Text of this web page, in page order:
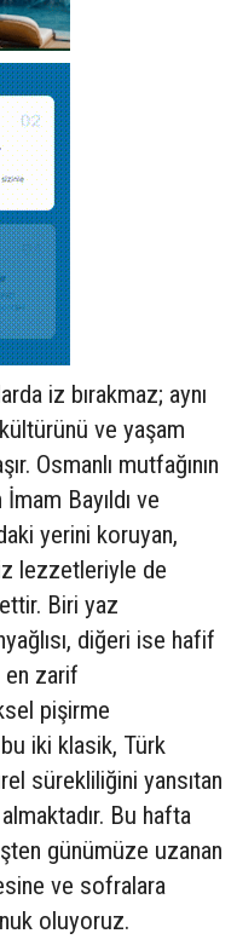
iz bırakmaz; aynı
ve yaşam
Osmanlı mutfağının
Bayıldı ve
yerini koruyan,
lezzetleriyle de
Biri yaz
diğeri ise hafif
en zarif
pişirme
iki klasik, Türk
sürekliliğini yansıtan
Bu hafta
günümüze uzanan
ve sofralara
oluyoruz.